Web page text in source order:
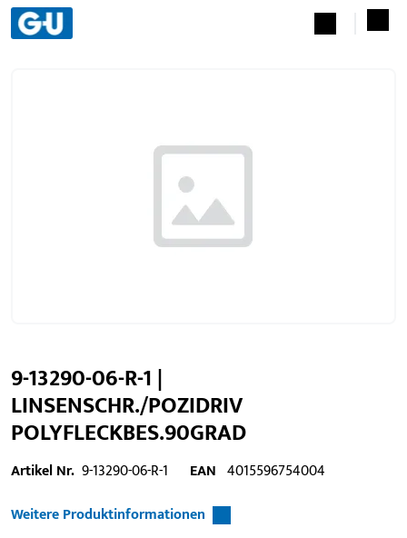
9-13290-06-R-1 |
LINSENSCHR./POZIDRIV
POLYFLECKBES.90GRAD
Artikel Nr. 9-13290-06-R-1 EAN 4015596754004
Weitere Produktinformationen